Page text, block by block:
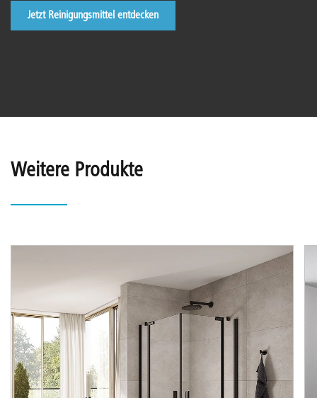
Jetzt Reinigungsmittel entdecken
Weitere Produkte